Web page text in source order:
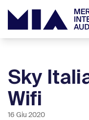
Sky
Wifi
16 Giu 2020